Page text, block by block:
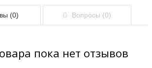
(0) Вопросы (0)
пока нет отзывов